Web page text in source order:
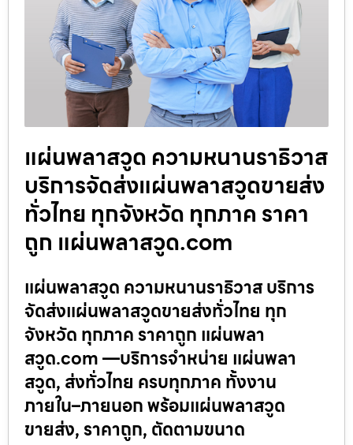
แผ่นพลาสวูด ความหนานราธิวาส
บริการจัดส่งแผ่นพลาสวูดขายส่ง
ทั่วไทย ทุกจังหวัด ทุกภาค ราคา
ถูก แผ่นพลาสวูด.com
แผ่นพลาสวูด ความหนานราธิวาส บริการ
จัดส่งแผ่นพลาสวูดขายส่งทั่วไทย ทุก
จังหวัด ทุกภาค ราคาถูก แผ่นพลา
สวูด.com —บริการจำหน่าย แผ่นพลา
สวูด, ส่งทั่วไทย ครบทุกภาค ทั้งงาน
ภายใน–ภายนอก พร้อมแผ่นพลาสวูด
ขายส่ง, ราคาถูก, ตัดตามขนาด